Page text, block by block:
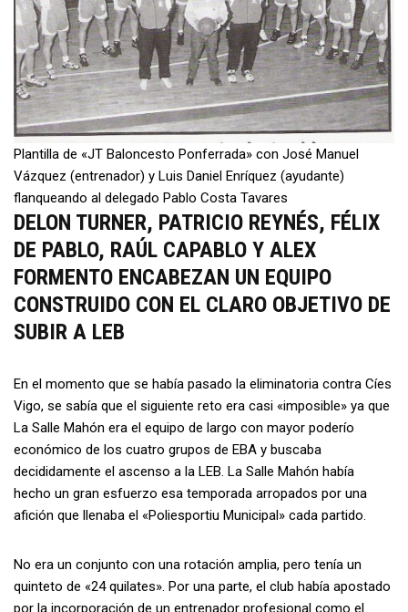
Plantilla de «JT Baloncesto Ponferrada» con José Manuel
Vázquez (entrenador) y Luis Daniel Enríquez (ayudante)
flanqueando al delegado Pablo Costa Tavares
DELON TURNER, PATRICIO REYNÉS, FÉLIX
DE PABLO, RAÚL CAPABLO Y ALEX
FORMENTO ENCABEZAN UN EQUIPO
CONSTRUIDO CON EL CLARO OBJETIVO DE
SUBIR A LEB
En el momento que se había pasado la eliminatoria contra Cíes
Vigo, se sabía que el siguiente reto era casi «imposible» ya que
La Salle Mahón era el equipo de largo con mayor poderío
económico de los cuatro grupos de EBA y buscaba
decididamente el ascenso a la LEB. La Salle Mahón había
hecho un gran esfuerzo esa temporada arropados por una
afición que llenaba el «Poliesportiu Municipal» cada partido.
No era un conjunto con una rotación amplia, pero tenía un
quinteto de «24 quilates». Por una parte, el club había apostado
por la incorporación de un entrenador profesional como el